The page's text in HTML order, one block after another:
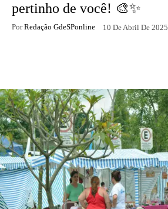
pertinho de você! 🎨✨
Por Redação GdeSPonline 10 De Abril De 2025